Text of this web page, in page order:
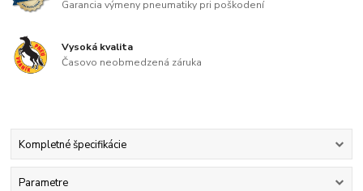
Garancia výmeny pneumatiky pri poškodení
Vysoká kvalita
Časovo neobmedzená záruka
Kompletné špecifikácie
Parametre